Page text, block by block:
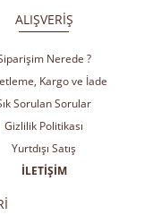
ALIŞVERİŞ
Nerede ?
Kargo ve İade
Sorulan Sorular
Gizlilik Politikası
Yurtdışı Satış
İLETİŞİM